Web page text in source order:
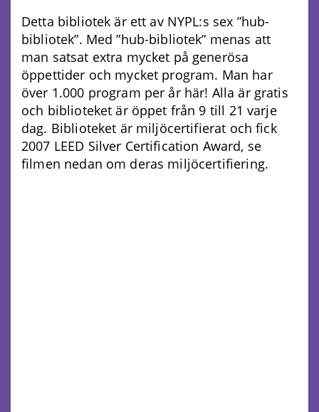
Detta bibliotek är ett av NYPL:s sex ”hub-
bibliotek”. Med ”hub-bibliotek” menas att
man satsat extra mycket på generösa
öppettider och mycket program. Man har
över 1.000 program per år här! Alla är gratis
och biblioteket är öppet från 9 till 21 varje
dag. Biblioteket är miljöcertifierat och fick
2007 LEED Silver Certification Award, se
filmen nedan om deras miljöcertifiering.